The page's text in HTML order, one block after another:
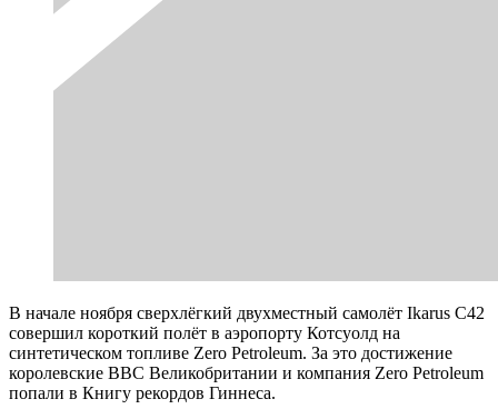
В начале ноября сверхлёгкий двухместный самолёт Ikarus C42
совершил короткий полёт в аэропорту Котсуолд на
синтетическом топливе Zero Petroleum. За это достижение
королевские ВВС Великобритании и компания Zero Petroleum
попали в Книгу рекордов Гиннеса.